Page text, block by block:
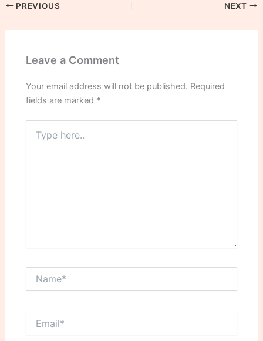
PREVIOUS NEXT
Leave a Comment
Your email address will not be published. Required
fields are marked *
here..